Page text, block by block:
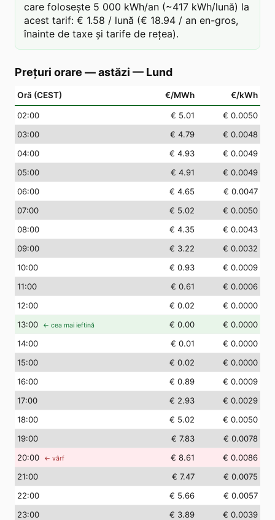
care folosește 5 000 kWh/an (~417 kWh/lună) la
acest tarif: € 1.58 / lună (€ 18.94 / an en-gros,
înainte de taxe și tarife de rețea).
Prețuri orare — astăzi — Lund
Oră (CEST) €/MWh €/kWh
02:00 € 5.01
€ 0.0050
03:00 € 4.79
€ 0.0048
04:00 € 4.93
€ 0.0049
05:00 € 4.91
€ 0.0049
06:00 € 4.65
€ 0.0047
07:00 € 5.02
€ 0.0050
08:00 € 4.35
€ 0.0043
09:00 € 3.22
€ 0.0032
10:00 € 0.93
€ 0.0009
11:00 € 0.61
€ 0.0006
12:00 € 0.02
€ 0.0000
13:00 ← cea mai ieftină € 0.00
€ 0.0000
14:00 € 0.01
€ 0.0000
15:00 € 0.02
€ 0.0000
16:00 € 0.89
€ 0.0009
17:00 € 2.93
€ 0.0029
18:00 € 5.02
€ 0.0050
19:00 € 7.83
€ 0.0078
20:00 ← vârf € 8.61
€ 0.0086
21:00 € 7.47
€ 0.0075
22:00 € 5.66
€ 0.0057
23:00 € 3.89
€ 0.0039